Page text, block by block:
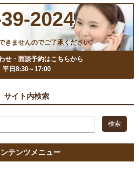
2024
きませんのでご了承ください。
せ・面談予約はこちらから
平日8:30～17:00
サイト内検索
テンツメニュー